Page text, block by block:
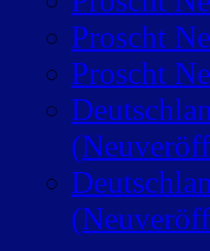
Proscht
Proscht